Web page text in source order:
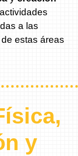
a las
estas áreas
y